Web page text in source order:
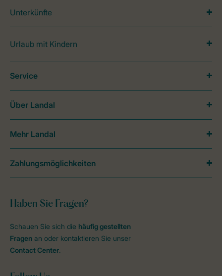
Unterkünfte
Urlaub mit Kindern
Haben Sie Fragen?
Schauen Sie sich die häufig gestellten
Fragen an oder kontaktieren Sie unser
Contact Center.
Service
Über Landal
Mehr Landal
Zahlungsmöglichkeiten